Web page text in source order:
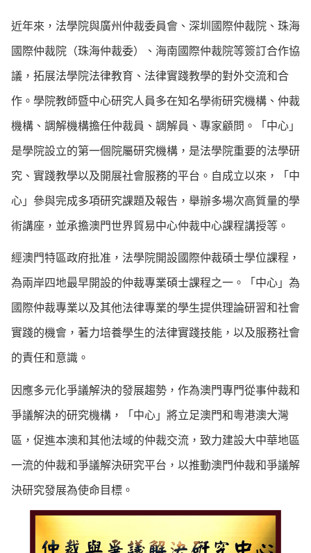
近年來，法學院與廣州仲裁委員會、深圳國際仲裁院、珠海
國際仲裁院（珠海仲裁委）、海南國際仲裁院等簽訂合作協
議，拓展法學院法律教育、法律實踐教學的對外交流和合
作。學院教師暨中心研究人員多在知名學術研究機構、仲裁
機構、調解機構擔任仲裁員、調解員、專家顧問。「中心」
是學院設立的第一個院屬研究機構，是法學院重要的法學研
究、實踐教學以及開展社會服務的平台。自成立以來，「中
心」參與完成多項研究課題及報告，舉辦多場次高質量的學
術講座，並承擔澳門世界貿易中心仲裁中心課程講授等。
經澳門特區政府批准，法學院開設國際仲裁碩士學位課程，
為兩岸四地最早開設的仲裁專業碩士課程之一。「中心」為
國際仲裁專業以及其他法律專業的學生提供理論研習和社會
實踐的機會，著力培養學生的法律實踐技能，以及服務社會
的責任和意識。
因應多元化爭議解決的發展趨勢，作為澳門專門從事仲裁和
爭議解決的研究機構，「中心」將立足澳門和粵港澳大灣
區，促進本澳和其他法域的仲裁交流，致力建設大中華地區
一流的仲裁和爭議解決研究平台，以推動澳門仲裁和爭議解
決研究發展為使命目標。